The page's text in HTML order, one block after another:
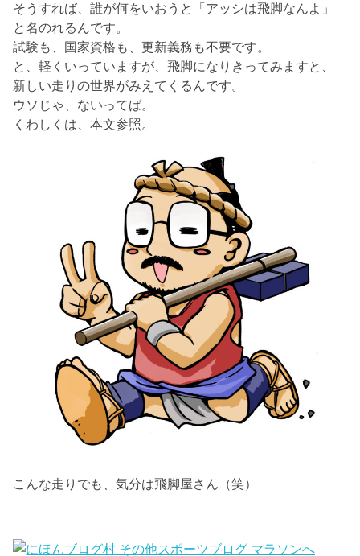
そうすれば、誰が何をいおうと「アッシは飛脚なんよ」
と名のれるんです。
試験も、国家資格も、更新義務も不要です。
と、軽くいっていますが、飛脚になりきってみますと、
新しい走りの世界がみえてくるんです。
ウソじゃ、ないってば。
くわしくは、本文参照。
こんな走りでも、気分は飛脚屋さん（笑）